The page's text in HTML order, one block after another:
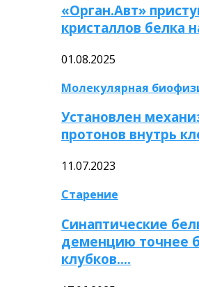
«Орган.Авт»
кристаллов белка
01.08.2025
Молекулярная
Установлен
протонов внутрь
11.07.2023
Старение
Синаптические
деменцию точнее
клубков….